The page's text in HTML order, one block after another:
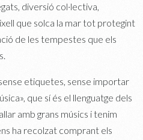
diversió col·lectiva,
que solca la mar tot protegint
de les tempestes que els
etiquetes, sense importar
que sí és el llenguatge dels
amb grans músics i tenim
ha recolzat comprant els